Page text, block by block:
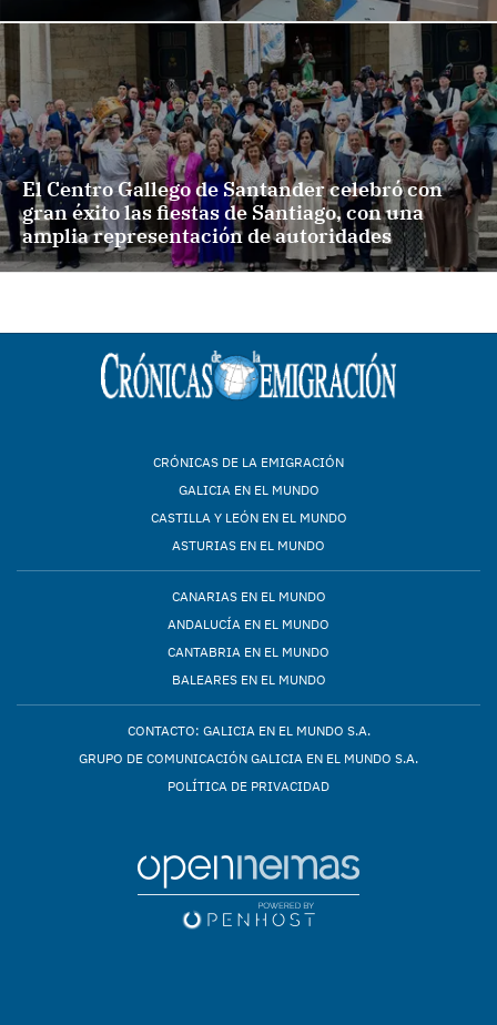
El Centro Gallego de Santander celebró con
gran éxito las fiestas de Santiago, con una
amplia representación de autoridades
CRÓNICAS DE LA EMIGRACIÓN
GALICIA EN EL MUNDO
CASTILLA Y LEÓN EN EL MUNDO
ASTURIAS EN EL MUNDO
CANARIAS EN EL MUNDO
ANDALUCÍA EN EL MUNDO
CANTABRIA EN EL MUNDO
BALEARES EN EL MUNDO
CONTACTO: GALICIA EN EL MUNDO S.A.
GRUPO DE COMUNICACIÓN GALICIA EN EL MUNDO S.A.
POLÍTICA DE PRIVACIDAD